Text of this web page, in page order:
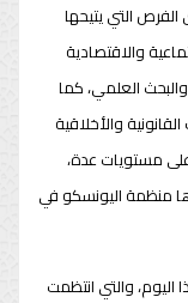
التي يتيحها
والاقتصادية
والبحث العلمي، كما
والأخلاقية
مستويات عدة،
منظمة اليونسكو في
والتي انتظمت